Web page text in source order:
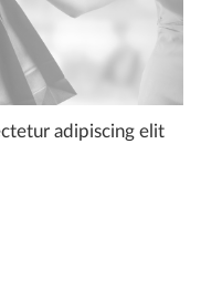
adipiscing elit